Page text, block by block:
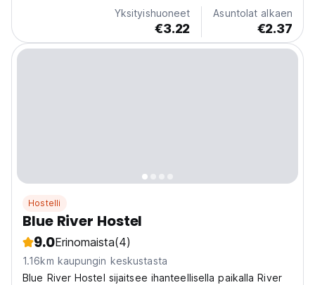
Yksityishuoneet
€3.22
Asuntolat alkaen
€2.37
Hostelli
Blue River Hostel
9.0Erinomaista(4)
1.16km kaupungin keskustasta
Blue River Hostel sijaitsee ihanteellisella paikalla River